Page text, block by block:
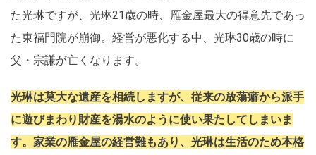
た光琳ですが、光琳21歳の時、雁金屋最大の得意先であっ
た東福門院が崩御。経営が悪化する中、光琳30歳の時に
父・宗謙が亡くなります。
光琳は莫大な遺産を相続しますが、従来の放蕩癖から派手
に遊びまわり財産を湯水のように使い果たしてしまいま
す。家業の雁金屋の経営難もあり、光琳は生活のため本格